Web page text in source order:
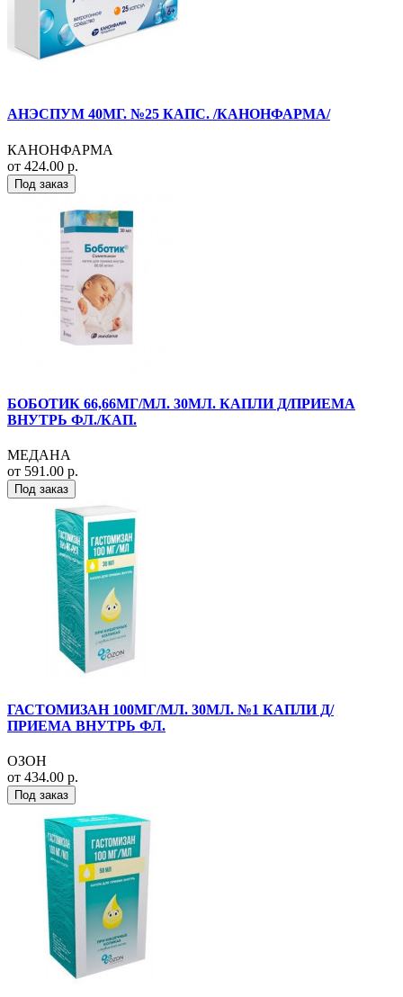
АНЭСПУМ 40МГ. №25 КАПС. /КАНОНФАРМА/
КАНОНФАРМА
от 424.00 р.
Под заказ
БОБОТИК 66,66МГ/МЛ. 30МЛ. КАПЛИ Д/ПРИЕМА
ВНУТРЬ ФЛ./КАП.
МЕДАНА
от 591.00 р.
Под заказ
ГАСТОМИЗАН 100МГ/МЛ. 30МЛ. №1 КАПЛИ Д/
ПРИЕМА ВНУТРЬ ФЛ.
ОЗОН
от 434.00 р.
Под заказ